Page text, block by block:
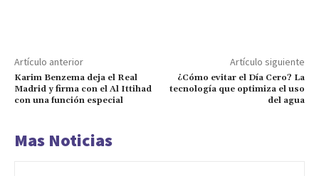
Artículo anterior
Karim Benzema deja el Real
Madrid y firma con el Al Ittihad
con una función especial
Artículo siguiente
¿Cómo evitar el Día Cero? La
tecnología que optimiza el uso
del agua
Mas Noticias